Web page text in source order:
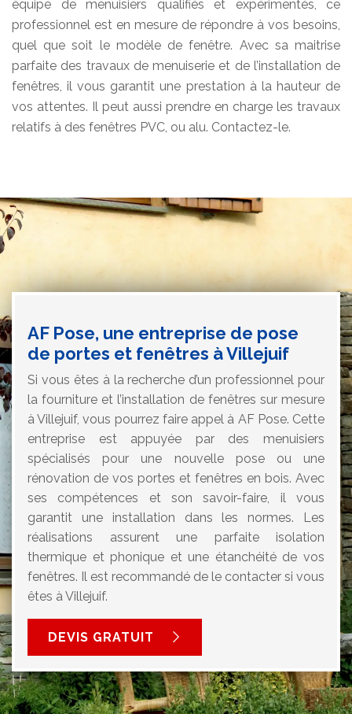
équipe de menuisiers qualifiés et expérimentés, ce
professionnel est en mesure de répondre à vos besoins,
quel que soit le modèle de fenêtre. Avec sa maitrise
parfaite des travaux de menuiserie et de l’installation de
fenêtres, il vous garantit une prestation à la hauteur de
vos attentes. Il peut aussi prendre en charge les travaux
relatifs à des fenêtres PVC, ou alu. Contactez-le.
AF Pose, une entreprise de pose
de portes et fenêtres à Villejuif
Si vous êtes à la recherche d’un professionnel pour
la fourniture et l’installation de fenêtres sur mesure
à Villejuif, vous pourrez faire appel à AF Pose. Cette
entreprise est appuyée par des menuisiers
spécialisés pour une nouvelle pose ou une
rénovation de vos portes et fenêtres en bois. Avec
ses compétences et son savoir-faire, il vous
garantit une installation dans les normes. Les
réalisations assurent une parfaite isolation
thermique et phonique et une étanchéité de vos
fenêtres. Il est recommandé de le contacter si vous
êtes à Villejuif.
DEVIS GRATUIT